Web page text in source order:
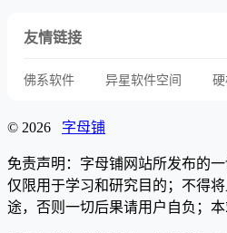
友情链接
佛系软件 异星软件空间
© 2026 字母铺
免责声明：字母铺网站所发布的
仅限用于学习和研究目的；不得
途，否则一切后果请用户自负；